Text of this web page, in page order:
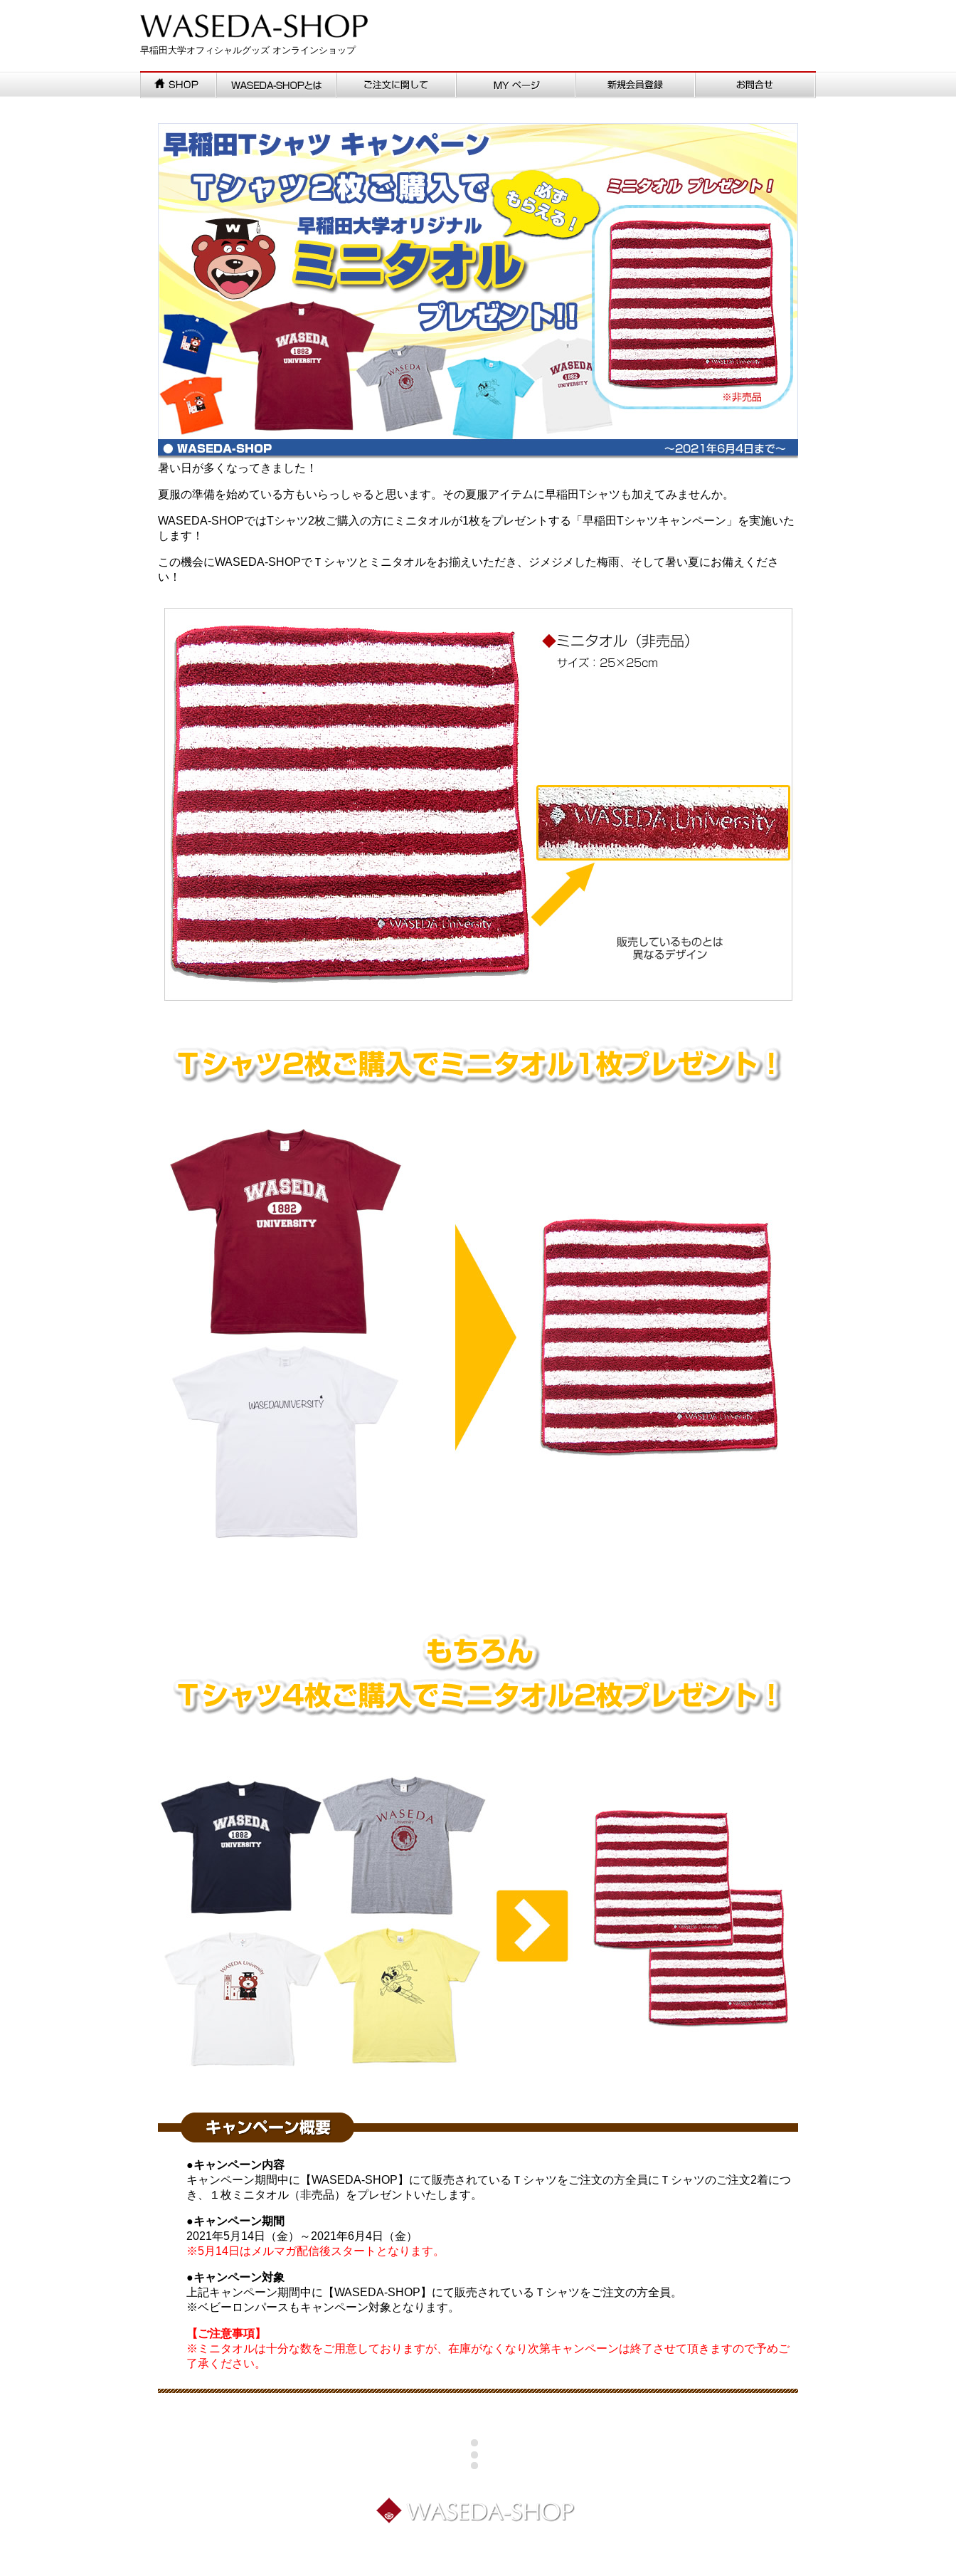
早稲田大学オフィシャルグッズ オンラインショップ
暑い日が多くなってきました！
夏服の準備を始めている方もいらっしゃると思います。その夏服アイテムに早稲田Tシャツも加えてみませんか。
WASEDA-SHOPではTシャツ2枚ご購入の方にミニタオルが1枚をプレゼントする「早稲田Tシャツキャンペーン」を実施いた
します！
この機会にWASEDA-SHOPでＴシャツとミニタオルをお揃えいただき、ジメジメした梅雨、そして暑い夏にお備えくださ
い！
●キャンペーン内容
キャンペーン期間中に【WASEDA-SHOP】にて販売されているＴシャツをご注文の方全員にＴシャツのご注文2着につ
き、１枚ミニタオル（非売品）をプレゼントいたします。
●キャンペーン期間
2021年5月14日（金）～2021年6月4日（金）
※5月14日はメルマガ配信後スタートとなります。
●キャンペーン対象
上記キャンペーン期間中に【WASEDA-SHOP】にて販売されているＴシャツをご注文の方全員。
※ベビーロンパースもキャンペーン対象となります。
【ご注意事項】
※ミニタオルは十分な数をご用意しておりますが、在庫がなくなり次第キャンペーンは終了させて頂きますので予めご
了承ください。